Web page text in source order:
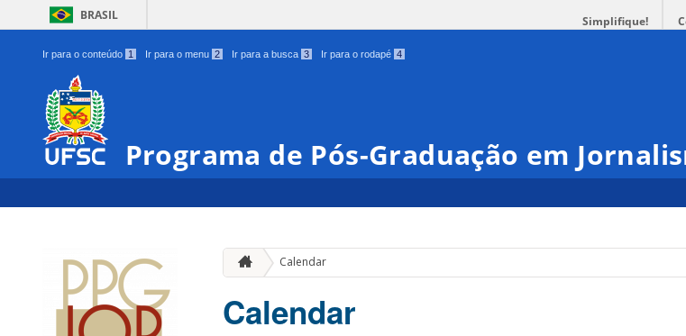
BRASIL Simplifique!
Ir para o conteúdo 1 Ir para o menu 2 Ir para a busca 3 Ir para o rodapé 4
Programa de Pós-Graduação em
Calendar
Calendar